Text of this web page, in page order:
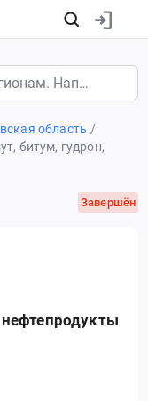
область
битум, гудрон,
Завершён